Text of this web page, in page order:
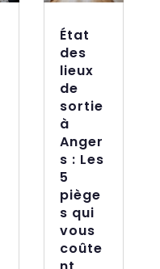
État
des
lieux
de
sortie
à
Anger
s : Les
5
piège
s qui
vous
coûte